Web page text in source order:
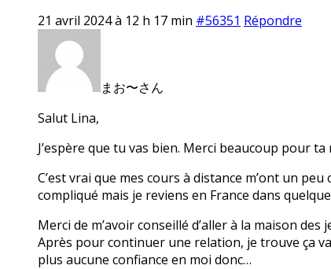
21 avril 2024 à 12 h 17 min #56351 Répondre
まお〜さん
Salut Lina,
J’espère que tu vas bien. Merci beaucoup pour
C’est vrai que mes cours à distance m’ont un
compliqué mais je reviens en France dans
Merci de m’avoir conseillé d’aller à la maison
Après pour continuer une relation, je trouve ça
plus aucune confiance en moi donc…